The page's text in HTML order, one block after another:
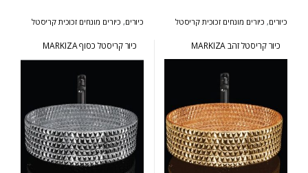
כיורים, כיורים מונחים זכוכית קריסטל
כיור קריסטל זהב MARKIZA
כיורים, כיורים מונחים זכוכית קריסטל
כיור קריסטל כסוף MARKIZA